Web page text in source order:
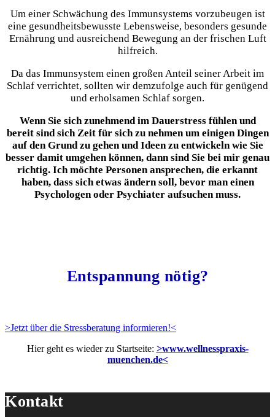
Um einer Schwächung des Immunsystems vorzubeugen ist
eine gesundheitsbewusste Lebensweise, besonders gesunde
Ernährung und ausreichend Bewegung an der frischen Luft
hilfreich.
Da das Immunsystem einen großen Anteil seiner Arbeit im
Schlaf verrichtet, sollten wir demzufolge auch für genügend
und erholsamen Schlaf sorgen.
Wenn Sie sich zunehmend im Dauerstress fühlen und
bereit sind sich Zeit für sich zu nehmen um einigen Dingen
auf den Grund zu gehen und Ideen zu entwickeln wie Sie
besser damit umgehen können, dann sind Sie bei mir genau
richtig. Ich möchte Personen ansprechen, die erkannt
haben, dass sich etwas ändern soll, bevor man einen
Psychologen oder Psychiater aufsuchen muss.
Entspannung nötig?
>Jetzt über die Stressberatung informieren!<
Hier geht es wieder zu Startseite: >www.wellnesspraxis-
muenchen.de<
Kontakt